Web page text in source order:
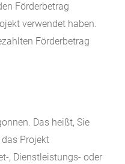
Förderbetrag
verwendet haben.
Förderbetrag
Das heißt, Sie
Projekt
, Dienstleistungs- oder